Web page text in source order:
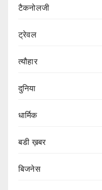
टैकनोलजी
ट्रेवल
त्यौहार
दुनिया
धार्मिक
बडी ख़बर
बिजनेस